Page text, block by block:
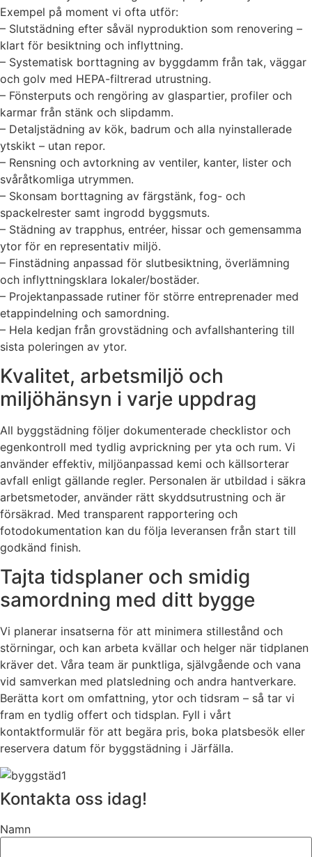
Exempel på moment vi ofta utför:
– Slutstädning efter såväl nyproduktion som renovering –
klart för besiktning och inflyttning.
– Systematisk borttagning av byggdamm från tak, väggar
och golv med HEPA-filtrerad utrustning.
– Fönsterputs och rengöring av glaspartier, profiler och
karmar från stänk och slipdamm.
– Detaljstädning av kök, badrum och alla nyinstallerade
ytskikt – utan repor.
– Rensning och avtorkning av ventiler, kanter, lister och
svåråtkomliga utrymmen.
– Skonsam borttagning av färgstänk, fog- och
spackelrester samt ingrodd byggsmuts.
– Städning av trapphus, entréer, hissar och gemensamma
ytor för en representativ miljö.
– Finstädning anpassad för slutbesiktning, överlämning
och inflyttningsklara lokaler/bostäder.
– Projektanpassade rutiner för större entreprenader med
etappindelning och samordning.
– Hela kedjan från grovstädning och avfallshantering till
sista poleringen av ytor.
Kvalitet, arbetsmiljö och
miljöhänsyn i varje uppdrag
All byggstädning följer dokumenterade checklistor och
egenkontroll med tydlig avprickning per yta och rum. Vi
använder effektiv, miljöanpassad kemi och källsorterar
avfall enligt gällande regler. Personalen är utbildad i säkra
arbetsmetoder, använder rätt skyddsutrustning och är
försäkrad. Med transparent rapportering och
fotodokumentation kan du följa leveransen från start till
godkänd finish.
Tajta tidsplaner och smidig
samordning med ditt bygge
Vi planerar insatserna för att minimera stillestånd och
störningar, och kan arbeta kvällar och helger när tidplanen
kräver det. Våra team är punktliga, självgående och vana
vid samverkan med platsledning och andra hantverkare.
Berätta kort om omfattning, ytor och tidsram – så tar vi
fram en tydlig offert och tidsplan. Fyll i vårt
kontaktformulär för att begära pris, boka platsbesök eller
reservera datum för byggstädning i Järfälla.
Kontakta oss idag!
Namn